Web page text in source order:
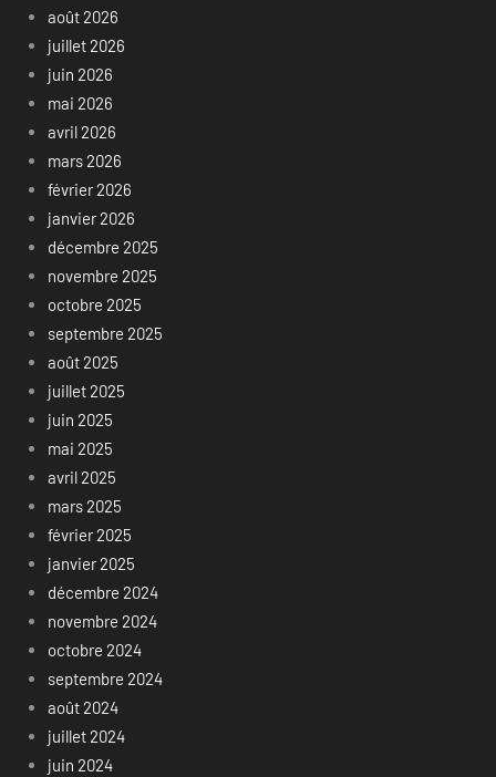
août 2026
juillet 2026
juin 2026
mai 2026
avril 2026
mars 2026
février 2026
janvier 2026
décembre 2025
novembre 2025
octobre 2025
septembre 2025
août 2025
juillet 2025
juin 2025
mai 2025
avril 2025
mars 2025
février 2025
janvier 2025
décembre 2024
novembre 2024
octobre 2024
septembre 2024
août 2024
juillet 2024
juin 2024